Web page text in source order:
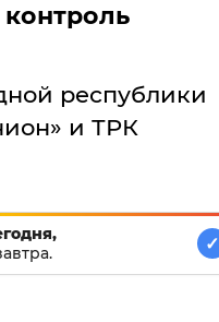
республики
и ТРК
✓